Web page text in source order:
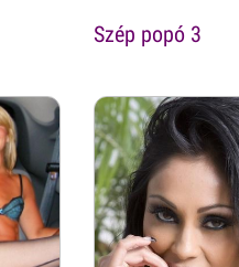
Szép popó 3